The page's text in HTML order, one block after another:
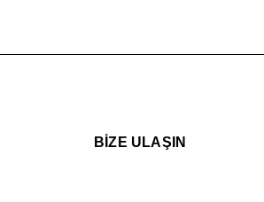
BİZE ULAŞIN